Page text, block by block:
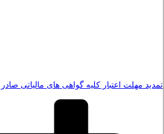
تمدید مهلت اعتبار کلیه گواهی های مالیاتی صادر